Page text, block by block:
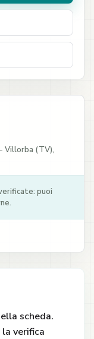
Villorba (TV),
puoi
scheda.
verifica